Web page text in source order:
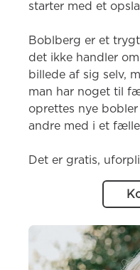
starter med et
Boblberg er et
det ikke handler
billede af sig selv,
man har noget til
oprettes nye
andre med i et
Det er gratis,